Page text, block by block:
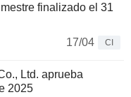
finalizado el 31
17/04
CI
Ltd. aprueba
2025